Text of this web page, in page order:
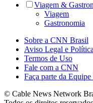
Viagem &
Viagem
Gastronomia
Sobre a CNN Brasil
Aviso Legal e
Termos de Uso
Fale com a CNN
Faça parte da
© Cable News Network